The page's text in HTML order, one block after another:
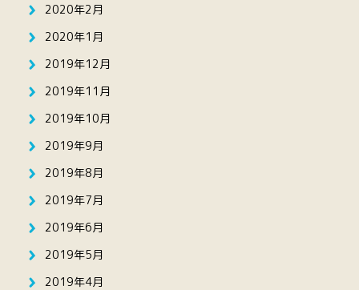
2020年2月
2020年1月
2019年12月
2019年11月
2019年10月
2019年9月
2019年8月
2019年7月
2019年6月
2019年5月
2019年4月